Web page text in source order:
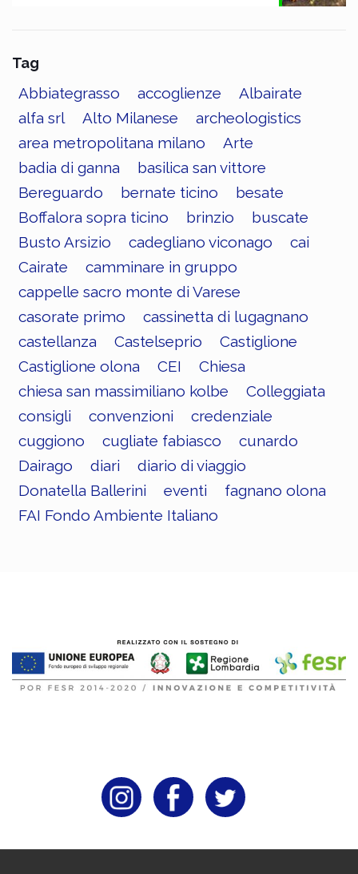
Tag
Abbiategrasso accoglienze
Albairate
alfa srl
Alto Milanese
archeologistics
area metropolitana milano
Arte
badia di ganna
basilica san vittore
Bereguardo
bernate ticino
besate
Boffalora sopra ticino
brinzio
buscate
Busto Arsizio
cadegliano viconago
cai
Cairate
camminare in gruppo
cappelle sacro monte di Varese
casorate primo
cassinetta di lugagnano
castellanza
Castelseprio
Castiglione
Castiglione olona
CEI
Chiesa
chiesa san massimiliano kolbe
Colleggiata
consigli
convenzioni
credenziale
cuggiono
cugliate fabiasco
cunardo
Dairago
diari
diario di viaggio
Donatella Ballerini
eventi
fagnano olona
FAI Fondo Ambiente Italiano